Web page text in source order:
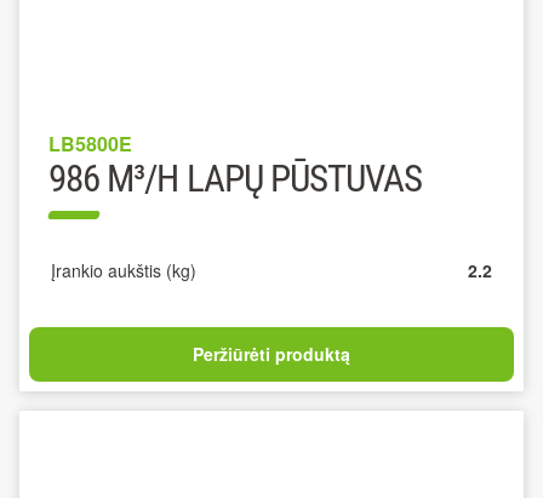
LB5800E
986 M³/H LAPŲ PŪSTUVAS
Įrankio aukštis (kg) 2.2
Peržiūrėti produktą